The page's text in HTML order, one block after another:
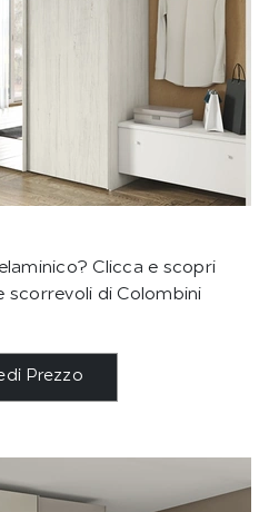
Clicca e scopri
scorrevoli di Colombini
Prezzo